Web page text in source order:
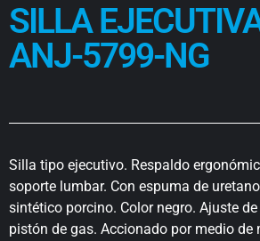
SILLA
ANJ-5799-NG
Silla tipo ejecutivo. Respaldo
soporte lumbar. Con espuma de
sintético porcino. Color negro. Ajuste
pistón de gas. Accionado por medio de